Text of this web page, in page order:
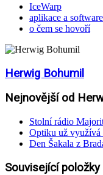
IceWarp
aplikace a software
o čem se hovoří
Herwig Bohumil
Nejnovější od
Stolní rádio
Optiku už využívá
Den Šakala z
Související